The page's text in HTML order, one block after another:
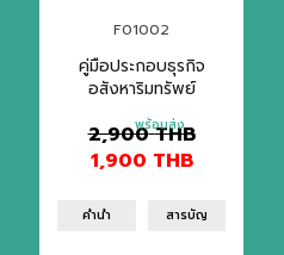
F01002
คู่มือประกอบธุรกิจ
อสังหาริมทรัพย์
2,900 THB
1,900 THB
พร้อมส่ง
คำนำ สารบัญ